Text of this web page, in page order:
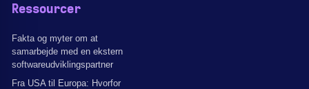
Ressourcer
Fakta og myter om at
samarbejde med en ekstern
softwareudviklingspartner
Fra USA til Europa: Hvorfor